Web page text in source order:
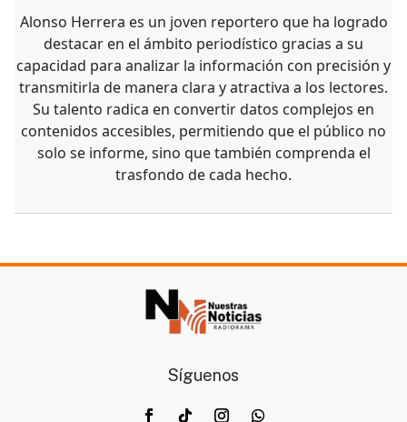
Alonso Herrera es un joven reportero que ha logrado
destacar en el ámbito periodístico gracias a su
capacidad para analizar la información con precisión y
transmitirla de manera clara y atractiva a los lectores.
Su talento radica en convertir datos complejos en
contenidos accesibles, permitiendo que el público no
solo se informe, sino que también comprenda el
trasfondo de cada hecho.
Síguenos